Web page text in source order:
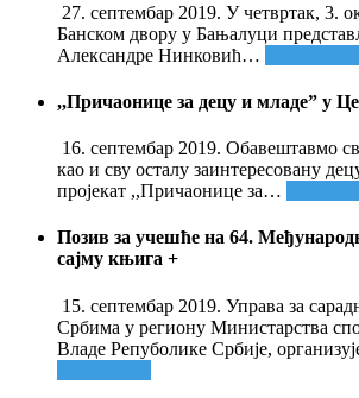
27. септембар 2019. У четвртак, 3.
Банском двору у Бањалуци
Александре Нинковић…
,,Причаонице за децу и младе” у
16. септембар 2019. Обавештавмо
као и сву осталу заинтересовану
пројекат ,,Причаонице за…
Позив за учешће на 64.
сајму књига +
15. септембар 2019. Управа за
Србима у региону Министарства
Владе Репуболике Србије,